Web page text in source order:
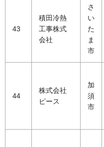
43
積田冷熱
工事株式
会社
さ
い
た
ま
市
44
株式会社
ピース
加
須
市